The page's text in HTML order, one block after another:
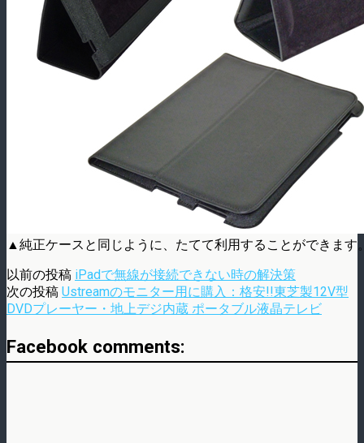
▲純正ケースと同じように、たてて利用することができます
以前の投稿 iPadで無線が接続できない時の解決策
次の投稿 Ustreamのモニター用に購入：格安!!東芝製12V型
DVDプレーヤー・地上デジ内蔵 ポータブル液晶テレビ
Facebook comments: